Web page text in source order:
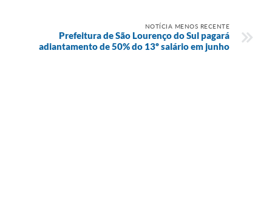
NOTÍCIA MENOS RECENTE
Prefeitura de São Lourenço do Sul pagará
adiantamento de 50% do 13º salário em junho